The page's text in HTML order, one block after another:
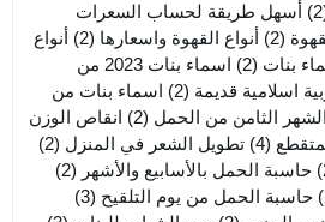
أسهل طريقة لحساب السعرات
(2) أنواع القهوة واسعارها (2)
أنواع
بنات (2)
اسماء بنات 2023 من
اسلامية قديمة (2)
اسماء بنات من
الثامن من الحمل (2)
انقاص الوزن
(4) تطويل الشعر في المنزل (2)
حاسبة الحمل بالأسابيع والأشهر (2)
حاسبة الحمل من يوم التلقيح (3)